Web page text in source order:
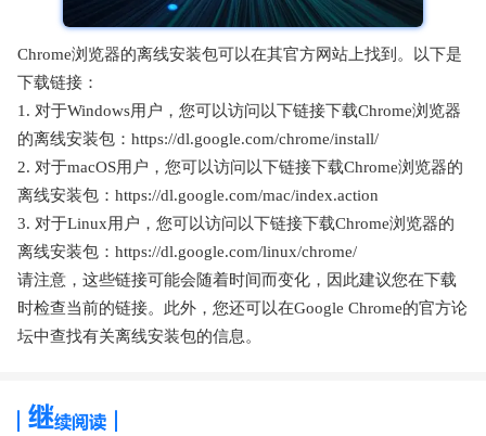
Chrome浏览器的离线安装包可以在其官方网站上找到。以下是
下载链接：
1. 对于Windows用户，您可以访问以下链接下载Chrome浏览器
的离线安装包：https://dl.google.com/chrome/install/
2. 对于macOS用户，您可以访问以下链接下载Chrome浏览器的
离线安装包：https://dl.google.com/mac/index.action
3. 对于Linux用户，您可以访问以下链接下载Chrome浏览器的
离线安装包：https://dl.google.com/linux/chrome/
请注意，这些链接可能会随着时间而变化，因此建议您在下载
时检查当前的链接。此外，您还可以在Google Chrome的官方论
坛中查找有关离线安装包的信息。